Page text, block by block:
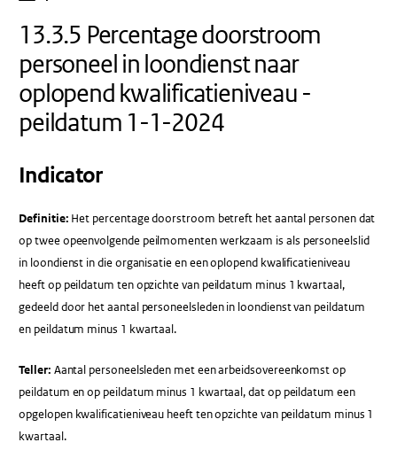
13.3.5 Percentage doorstroom
personeel in loondienst naar
oplopend kwalificatieniveau -
peildatum 1-1-2024
Indicator
Definitie: Het percentage doorstroom betreft het aantal personen dat
op twee opeenvolgende peilmomenten werkzaam is als personeelslid
in loondienst in die organisatie en een oplopend kwalificatieniveau
heeft op peildatum ten opzichte van peildatum minus 1 kwartaal,
gedeeld door het aantal personeelsleden in loondienst van peildatum
en peildatum minus 1 kwartaal.
Teller: Aantal personeelsleden met een arbeidsovereenkomst op
peildatum en op peildatum minus 1 kwartaal, dat op peildatum een
opgelopen kwalificatieniveau heeft ten opzichte van peildatum minus 1
kwartaal.